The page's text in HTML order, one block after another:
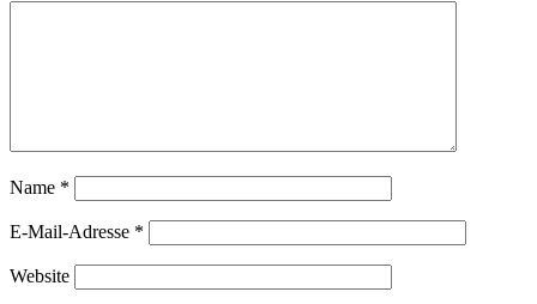
Name *
E-Mail-Adresse *
Website